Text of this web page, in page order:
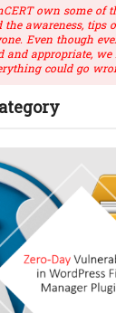
own some of
the awareness,
Even though
and appropriate,
could go